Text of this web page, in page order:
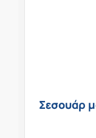
Σεσουάρ